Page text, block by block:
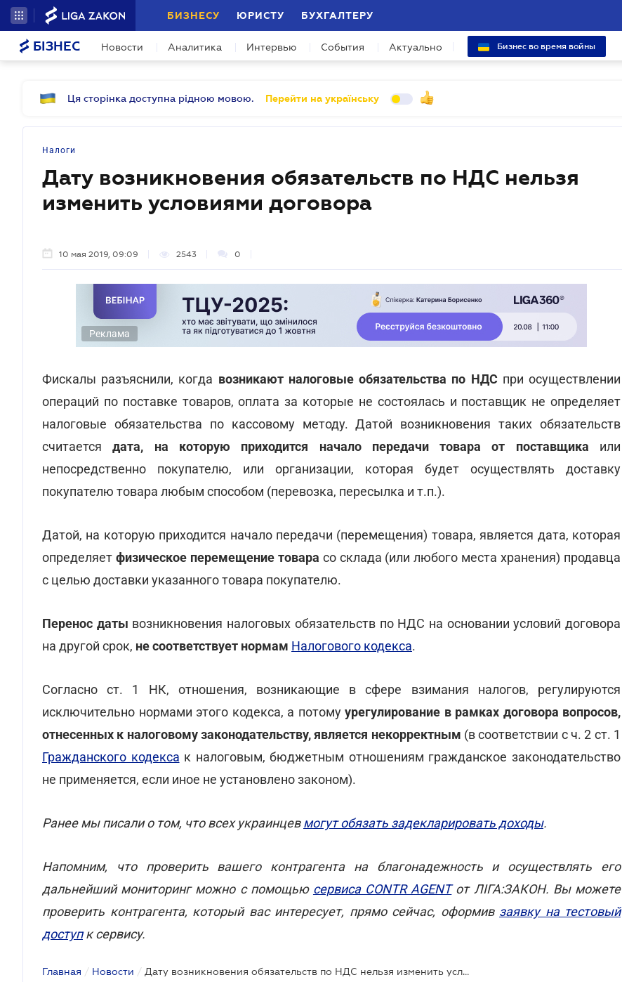
БИЗНЕСУ ЮРИСТУ БУХГАЛТЕРУ
БІЗНЕС Новости Аналитика Интервью События Актуально Бизнес во время войны
Ця сторінка доступна рідною мовою. Перейти на українську
Налоги
Дату возникновения обязательств по НДС нельзя
изменить условиями договора
10 мая 2019, 09:09 2543 0
Реклама
Фискалы разъяснили, когда возникают налоговые обязательства по НДСпри осуществлении
операций по поставке товаров, оплата за которые не состоялась и поставщик не определяет
налоговые обязательства по кассовому методу. Датой возникновения таких обязательств
считаетсядата, на которую приходится начало передачи товара от поставщика или
непосредственно покупателю, или организации, которая будет осуществлять доставку
покупателю товара любым способом (перевозка, пересылка и т.п.).
Датой, на которую приходится начало передачи (перемещения) товара, является дата, которая
определяет физическое перемещение товара со склада (или любого места хранения) продавца
с целью доставки указанного товара покупателю.
Перенос даты возникновения налоговых обязательств по НДС на основании условий договора
на другой срок, не соответствует нормам Налогового кодекса.
Согласно ст. 1 НК, отношения, возникающие в сфере взимания налогов, регулируются
исключительно нормами этого кодекса, а потому урегулирование в рамках договора вопросов,
отнесенных к налоговому законодательству, является некорректным (в соответствии с ч. 2 ст. 1
Гражданского кодекса к налоговым, бюджетным отношениям гражданское законодательство
не применяется, если иное не установлено законом).
Ранее мы писали о том, что всех украинцевмогут обязать задекларировать доходы.
Напомним, что проверить вашего контрагента на благонадежность и осуществлять его
дальнейший мониторинг можно с помощью сервиса CONTR AGENTот ЛІГА:ЗАКОН. Вы можете
проверить контрагента, который вас интересует, прямо сейчас, оформив заявку на тестовый
доступк сервису.
Главная / Новости / Дату возникновения обязательств по НДС нельзя изменить условиями договора